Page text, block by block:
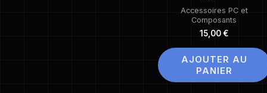
Accessoires PC et
Composants
15,00 €
AJOUTER AU
PANIER